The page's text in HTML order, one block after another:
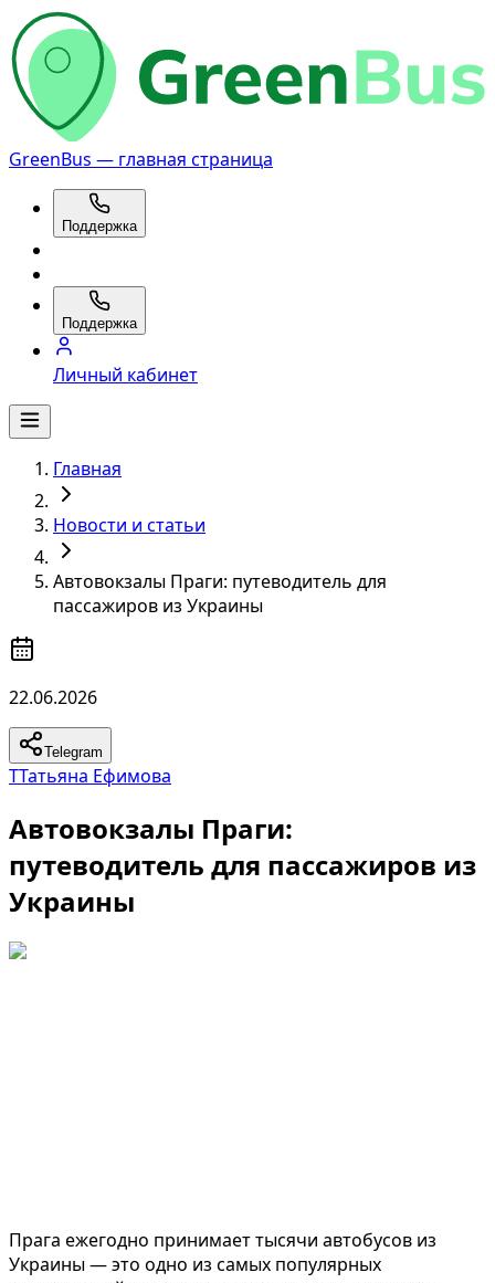
GreenBus — главная страница
Поддержка
Поддержка
Личный кабинет
Главная
Новости и статьи
Автовокзалы Праги: путеводитель для
пассажиров из Украины
22.06.2026
Telegram
ТТатьяна Ефимова
Автовокзалы Праги:
путеводитель для пассажиров из
Украины
Прага ежегодно принимает тысячи автобусов из
Украины — это одно из самых популярных